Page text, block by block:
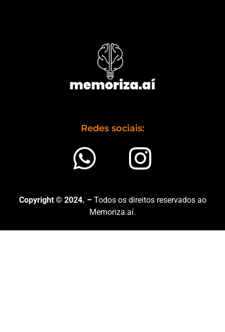
Redes sociais:
Copyright © 2024. – Todos os direitos reservados ao
Memoriza.aí.